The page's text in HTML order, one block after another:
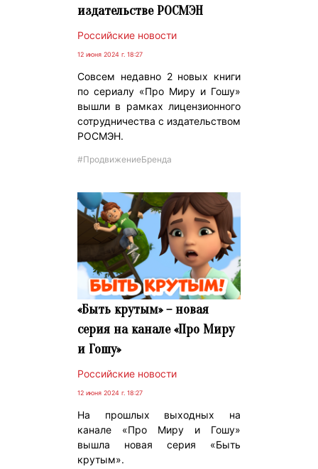
издательстве РОСМЭН
Российские новости
12 июня 2024 г. 18:27
Совсем недавно 2 новых книги
по сериалу «Про Миру и Гошу»
вышли в рамках лицензионного
сотрудничества с издательством
РОСМЭН.
#ПродвижениеБренда
«Быть крутым» – новая
серия на канале «Про Миру
и Гошу»
Российские новости
12 июня 2024 г. 18:27
На прошлых выходных на
канале «Про Миру и Гошу»
вышла новая серия «Быть
крутым».